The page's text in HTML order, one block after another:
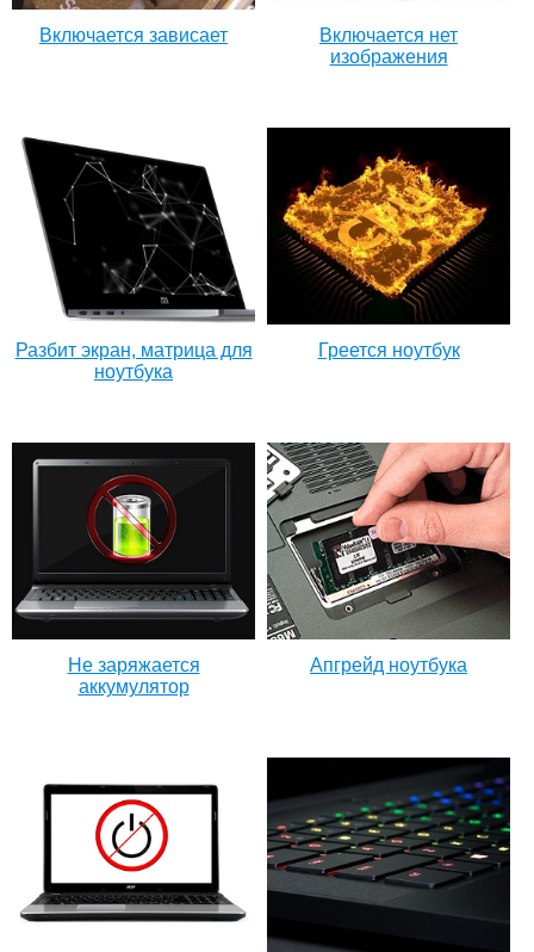
Включается зависает
Включается нет
изображения
Разбит экран, матрица для
ноутбука
Греется ноутбук
Не заряжается
аккумулятор
Апгрейд ноутбука